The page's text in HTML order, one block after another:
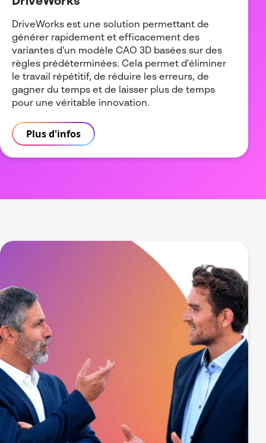
DriveWorks est une solution permettant de
générer rapidement et efficacement des
variantes d'un modèle CAO 3D basées sur des
règles prédéterminées. Cela permet d'éliminer
le travail répétitif, de réduire les erreurs, de
gagner du temps et de laisser plus de temps
pour une véritable innovation.
Plus d'infos